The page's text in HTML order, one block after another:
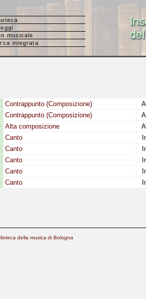
musicale
integrata
Contrappunto (Composizione)
Contrappunto (Composizione)
Alta composizione
Canto
Canto
Canto
Canto
Canto
della musica di Bologna